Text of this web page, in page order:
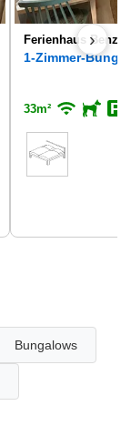
Ferienhaus Benz
1-Zimmer-
33m²
›
Bungalows